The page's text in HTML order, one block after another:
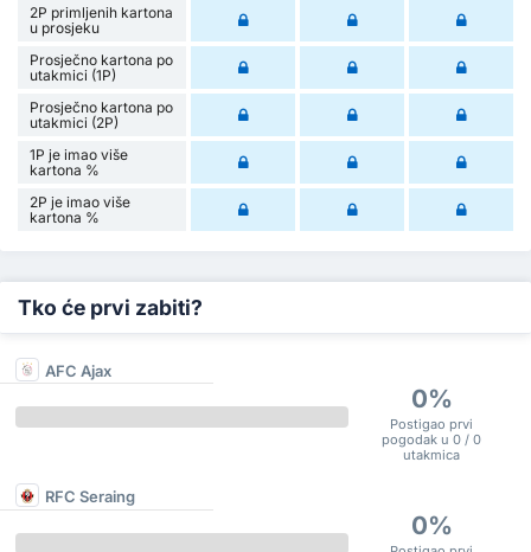
2P primljenih kartona
u prosjeku
Prosječno kartona po
utakmici (1P)
Prosječno kartona po
utakmici (2P)
1P je imao više
kartona %
2P je imao više
kartona %
Tko će prvi zabiti?
AFC Ajax
0%
Postigao prvi
pogodak u 0 / 0
utakmica
RFC Seraing
0%